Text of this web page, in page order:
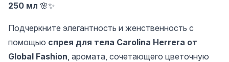
250 мл 🌸✨
Подчеркните элегантность и женственность с
помощью спрея для тела Carolina Herrera от
Global Fashion, аромата, сочетающего цветочную